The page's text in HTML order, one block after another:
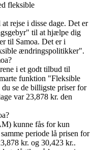
fleksible
rejse i disse dage. Det er
til at hjælpe dig
til Samoa. Det er i
ændringspolitikker".
i et godt tilbud til
funktion "Fleksible
se de billigste priser for
var 23,878 kr. den
kunne fås for kun
periode lå prisen for
kr. og 30,423 kr..